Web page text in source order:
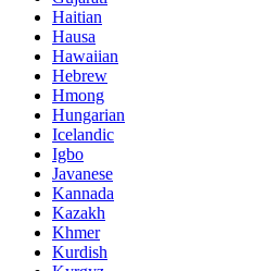
Haitian
Hausa
Hawaiian
Hebrew
Hmong
Hungarian
Icelandic
Igbo
Javanese
Kannada
Kazakh
Khmer
Kurdish